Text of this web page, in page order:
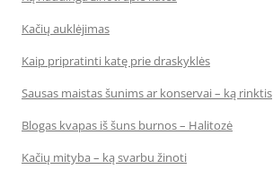
Kačių auklėjimas
Kaip pripratinti katę prie draskyklės
Sausas maistas šunims ar konservai – ką rinktis
Blogas kvapas iš šuns burnos – Halitozė
Kačių mityba – ką svarbu žinoti